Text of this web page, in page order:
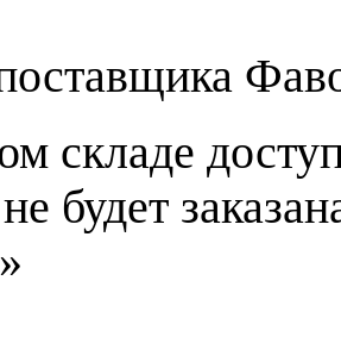
складе
будет